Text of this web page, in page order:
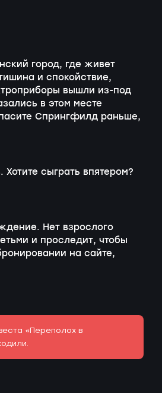
город, где живет
и спокойствие,
вышли из-под
в этом месте
Спрингфилд раньше,
сыграть впятером?
Нет взрослого
и проследит, чтобы
на сайте,
«Переполох в